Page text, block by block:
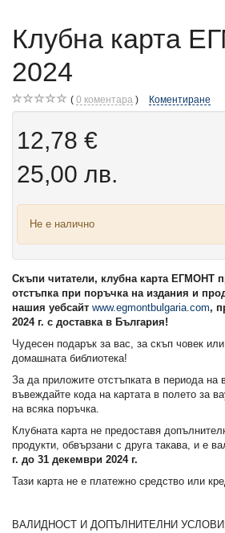
Клубна карта
2024
0 коментара Коментиране
12,78 €
25,00 лв.
Не е налично
Скъпи читатели, клубна карта ЕГМОНТ
отстъпка при поръчка на издания и
нашия уебсайт www.egmontbulgaria.com,
2024 г. с доставка в България!
Чудесен подарък за вас, за скъп човек
домашната библиотека!
За да приложите отстъпката в периода на
въвеждайте кода на картата в полето за
на всяка поръчка.
Клубната карта не предоставя
продукти, обвързани с другa такава, и е
г. до 31 декември 2024 г.
Тази карта не е платежно средство или
ВАЛИДНОСТ И ДОПЪЛНИТЕЛНИ